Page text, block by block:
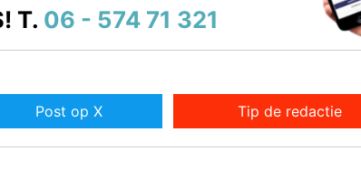
T. 06 - 574 71 321
Post op X Tip de redactie